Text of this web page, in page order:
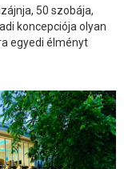
50 szobája,
koncepciója olyan
egyedi élményt